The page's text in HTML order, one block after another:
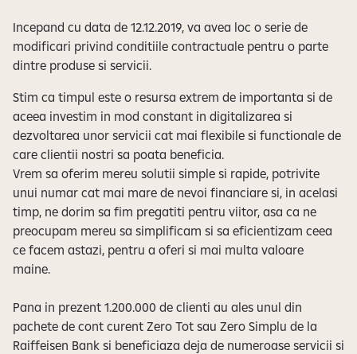
Incepand cu data de 12.12.2019, va avea loc o serie de
modificari privind conditiile contractuale pentru o parte
dintre produse si servicii.
Stim ca timpul este o resursa extrem de importanta si de
aceea investim in mod constant in digitalizarea si
dezvoltarea unor servicii cat mai flexibile si functionale de
care clientii nostri sa poata beneficia.
Vrem sa oferim mereu solutii simple si rapide, potrivite
unui numar cat mai mare de nevoi financiare si, in acelasi
timp, ne dorim sa fim pregatiti pentru viitor, asa ca ne
preocupam mereu sa simplificam si sa eficientizam ceea
ce facem astazi, pentru a oferi si mai multa valoare
maine.
Pana in prezent 1.200.000 de clienti au ales unul din
pachete de cont curent Zero Tot sau Zero Simplu de la
Raiffeisen Bank si beneficiaza deja de numeroase servicii si